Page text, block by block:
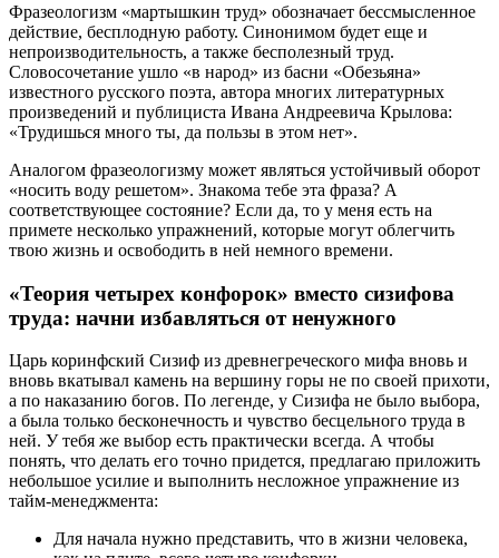
Фразеологизм «мартышкин труд» обозначает бессмысленное
действие, бесплодную работу. Синонимом будет еще и
непроизводительность, а также бесполезный труд.
Словосочетание ушло «в народ» из басни «Обезьяна»
известного русского поэта, автора многих литературных
произведений и публициста Ивана Андреевича Крылова:
«Трудишься много ты, да пользы в этом нет».
Аналогом фразеологизму может являться устойчивый оборот
«носить воду решетом». Знакома тебе эта фраза? А
соответствующее состояние? Если да, то у меня есть на
примете несколько упражнений, которые могут облегчить
твою жизнь и освободить в ней немного времени.
«Теория четырех конфорок» вместо сизифова
труда: начни избавляться от ненужного
Царь коринфский Сизиф из древнегреческого мифа вновь и
вновь вкатывал камень на вершину горы не по своей прихоти,
а по наказанию богов. По легенде, у Сизифа не было выбора,
а была только бесконечность и чувство бесцельного труда в
ней. У тебя же выбор есть практически всегда. А чтобы
понять, что делать его точно придется, предлагаю приложить
небольшое усилие и выполнить несложное упражнение из
тайм-менеджмента:
Для начала нужно представить, что в жизни человека,